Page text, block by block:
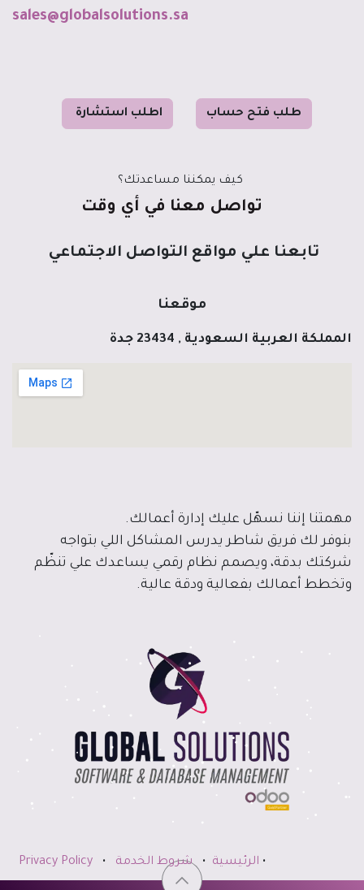
sales@globalsolutions.sa
طلب فتح حساب اطلب استشارة
كيف يمكننا مساعدتك؟
تواصل معنا في أي وقت
تابعنا علي مواقع التواصل الاجتماعي
موقعنا
المملكة العربية السعودية , 23434 جدة
مهمتنا إننا نسهّل عليك إدارة أعمالك.
بنوفر لك فريق شاطر يدرس المشاكل اللي بتواجه
شركتك بدقة، ويصمم نظام رقمي يساعدك علي تنظّم
وتخطط أعمالك بفعالية ودقة عالية.
• الرئيسية • شروط الخدمة •
Privacy Policy